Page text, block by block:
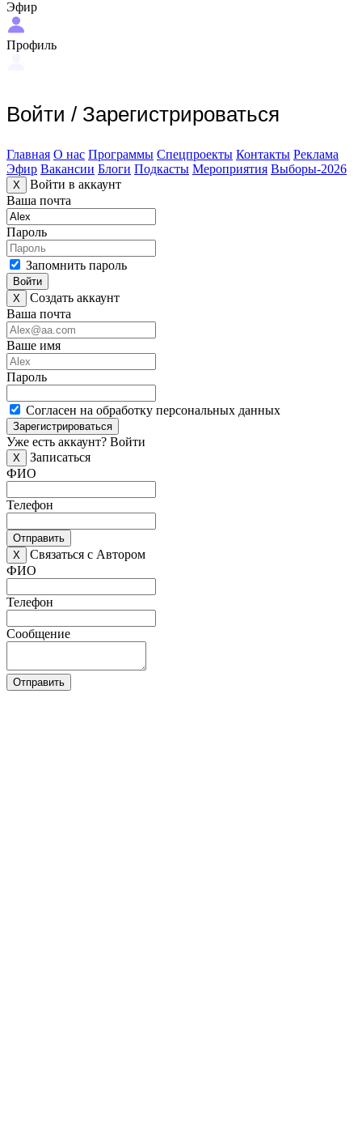
Эфир
Профиль
Войти / Зарегистрироваться
Главная О нас Программы Спецпроекты Контакты Реклама
Эфир Вакансии Блоги Подкасты Мероприятия Выборы-2026
X
Войти в аккаунт
Ваша почта
Пароль
Запомнить пароль
Войти
X
Создать аккаунт
Ваша почта
Ваше имя
Пароль
Согласен на обработку персональных данных
Зарегистрироваться
Уже есть аккаунт? Войти
X
Записаться
ФИО
Телефон
Отправить
X
Связаться с Автором
ФИО
Телефон
Сообщение
Отправить